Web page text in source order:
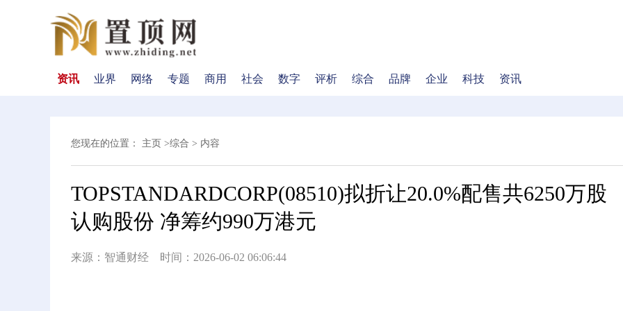
资讯 业界 网络 专题 商用 社会 数字 评析 综合 品牌 企业 科技 资讯
您现在的位置： 主页 >综合 > 内容
TOPSTANDARDCORP(08510)拟折让20.0%配售共6250万股
认购股份 净筹约990万港元
来源：智通财经 时间：2026-06-02 06:06:44